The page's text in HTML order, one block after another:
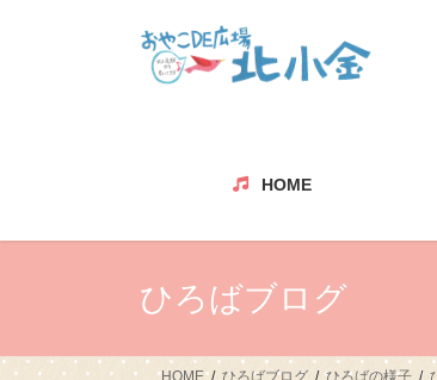
ッ
移
HOME
ひろばブログ
HOME ひろばブログ ひろばの様子